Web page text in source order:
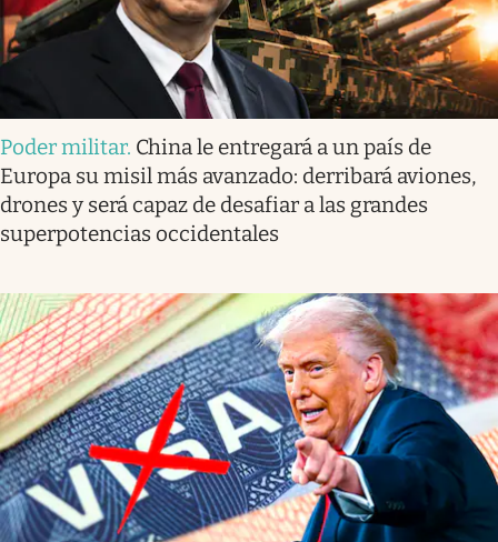
Poder militar. China le entregará a un país de
Europa su misil más avanzado: derribará aviones,
drones y será capaz de desafiar a las grandes
superpotencias occidentales